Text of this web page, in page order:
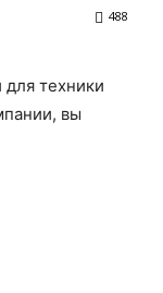
488
техники
вы